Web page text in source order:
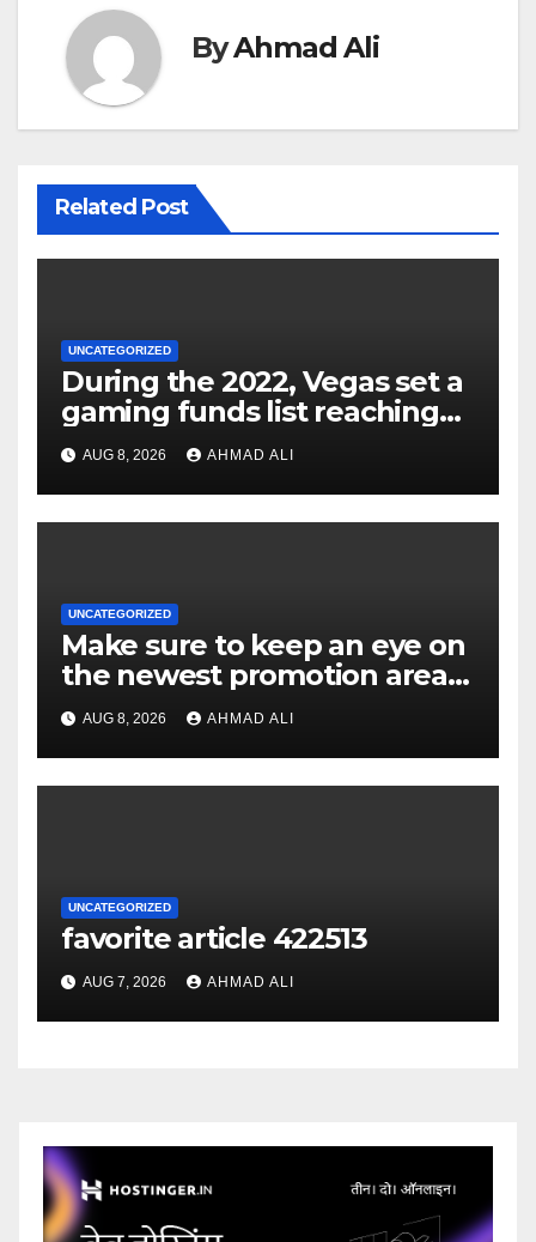
ByAhmad Ali
Related Post
UNCATEGORIZED
During the 2022, Vegas set a
gaming funds list reaching
$14AUG 8, 2026 AHMAD ALI
UNCATEGORIZED
Make sure to keep an eye on
the newest promotion area
once logging in to maximise
your winnings
AUG 8, 2026 AHMAD ALI
UNCATEGORIZED
favorite article 422513
AUG 7, 2026 AHMAD ALI